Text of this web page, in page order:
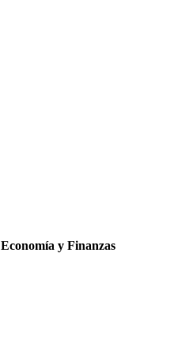
y Finanzas